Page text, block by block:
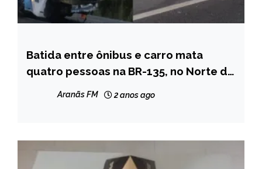
MINAS
GERAIS
Batida entre ônibus e carro mata
quatro pessoas na BR-135, no Norte de
Aranãs FM 2 anos ago